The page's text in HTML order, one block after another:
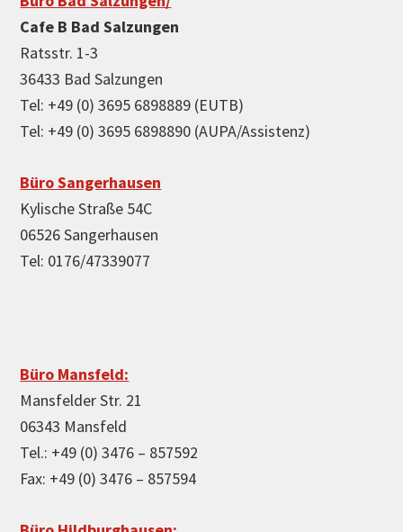
Cafe B Bad Salzungen
Ratsstr. 1-3
36433 Bad Salzungen
Tel: +49 (0) 3695 6898889 (EUTB)
Tel: +49 (0) 3695 6898890 (AUPA/Assistenz)
Büro Sangerhausen
Kylische Straße 54C
06526 Sangerhausen
Tel: 0176/47339077
Büro Mansfeld:
Mansfelder Str. 21
06343 Mansfeld
Tel.: +49 (0) 3476 – 857592
Fax: +49 (0) 3476 – 857594